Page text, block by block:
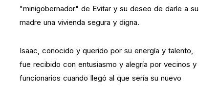
"minigobernador" de Evitar y su deseo de darle a su
madre una vivienda segura y digna.
Isaac, conocido y querido por su energía y talento,
fue recibido con entusiasmo y alegría por vecinos y
funcionarios cuando llegó al que sería su nuevo